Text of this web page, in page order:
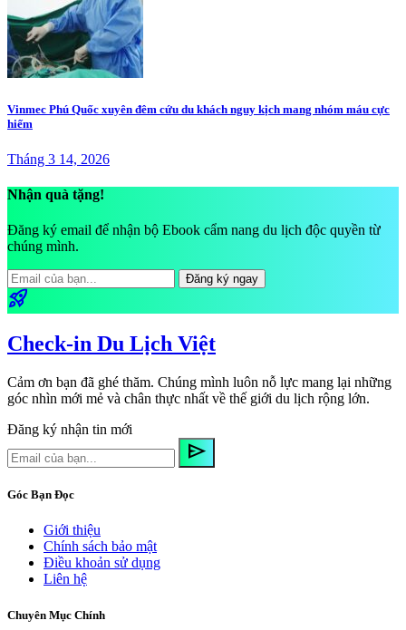
Vinmec Phú Quốc xuyên đêm cứu du khách nguy kịch mang nhóm máu cực
hiếm
Tháng 3 14, 2026
Nhận quà tặng!
Đăng ký email để nhận bộ Ebook cẩm nang du lịch độc quyền từ
chúng mình.
Đăng ký ngay
rocket_launch
Check-in Du Lịch Việt
Cảm ơn bạn đã ghé thăm. Chúng mình luôn nỗ lực mang lại những
góc nhìn mới mẻ và chân thực nhất về thế giới du lịch rộng lớn.
Đăng ký nhận tin mới
send
Góc Bạn Đọc
Giới thiệu
Chính sách bảo mật
Điều khoản sử dụng
Liên hệ
Chuyên Mục Chính